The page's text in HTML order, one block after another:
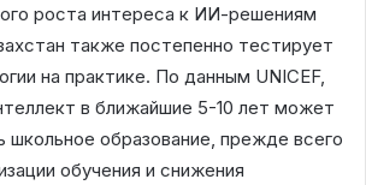
роста интереса к ИИ-решениям
также постепенно тестирует
на практике. По данным UNICEF,
в ближайшие 5-10 лет может
школьное образование, прежде всего
обучения и снижения